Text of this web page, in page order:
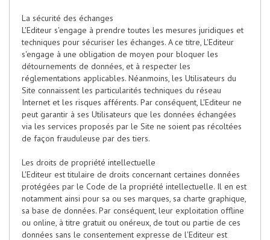
La sécurité des échanges
L'Editeur s'engage à prendre toutes les mesures juridiques et
techniques pour sécuriser les échanges. A ce titre, L'Editeur
s'engage à une obligation de moyen pour bloquer les
détournements de données, et à respecter les
réglementations applicables. Néanmoins, les Utilisateurs du
Site connaissent les particularités techniques du réseau
Internet et les risques afférents. Par conséquent, L'Editeur ne
peut garantir à ses Utilisateurs que les données échangées
via les services proposés par le Site ne soient pas récoltées
de façon frauduleuse par des tiers.
Les droits de propriété intellectuelle
L'Editeur est titulaire de droits concernant certaines données
protégées par le Code de la propriété intellectuelle. Il en est
notamment ainsi pour sa ou ses marques, sa charte graphique,
sa base de données. Par conséquent, leur exploitation offline
ou online, à titre gratuit ou onéreux, de tout ou partie de ces
données sans le consentement expresse de l'Editeur est